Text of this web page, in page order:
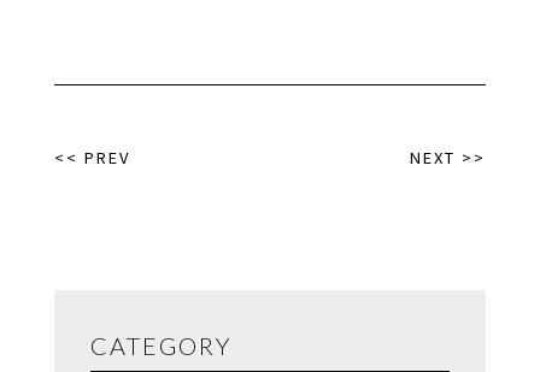
<< PREV NEXT >>
CATEGORY